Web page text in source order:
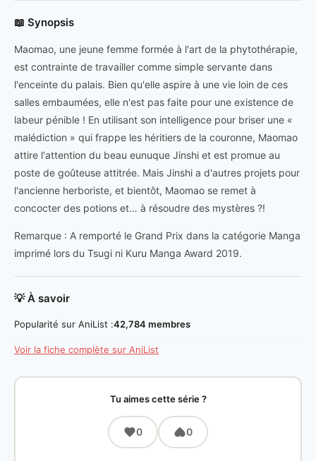
📖 Synopsis
Maomao, une jeune femme formée à l'art de la phytothérapie,
est contrainte de travailler comme simple servante dans
l'enceinte du palais. Bien qu'elle aspire à une vie loin de ces
salles embaumées, elle n'est pas faite pour une existence de
labeur pénible ! En utilisant son intelligence pour briser une «
malédiction » qui frappe les héritiers de la couronne, Maomao
attire l'attention du beau eunuque Jinshi et est promue au
poste de goûteuse attitrée. Mais Jinshi a d'autres projets pour
l'ancienne herboriste, et bientôt, Maomao se remet à
concocter des potions et… à résoudre des mystères ?!
Remarque : A remporté le Grand Prix dans la catégorie Manga
imprimé lors du Tsugi ni Kuru Manga Award 2019.
💡 À savoir
Popularité sur AniList :42,784 membres
Voir la fiche complète sur AniList
Tu aimes cette série ?
0 0